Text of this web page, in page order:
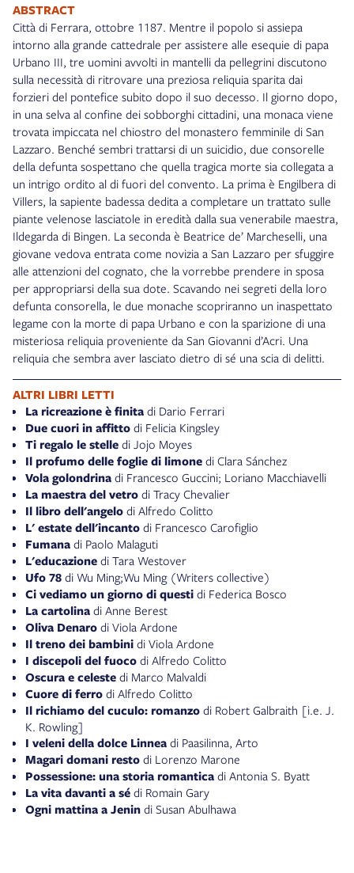
ABSTRACT
Città di Ferrara, ottobre 1187. Mentre il popolo si assiepa
intorno alla grande cattedrale per assistere alle esequie di papa
Urbano III, tre uomini avvolti in mantelli da pellegrini discutono
sulla necessità di ritrovare una preziosa reliquia sparita dai
forzieri del pontefice subito dopo il suo decesso. Il giorno dopo,
in una selva al confine dei sobborghi cittadini, una monaca viene
trovata impiccata nel chiostro del monastero femminile di San
Lazzaro. Benché sembri trattarsi di un suicidio, due consorelle
della defunta sospettano che quella tragica morte sia collegata a
un intrigo ordito al di fuori del convento. La prima è Engilbera di
Villers, la sapiente badessa dedita a completare un trattato sulle
piante velenose lasciatole in eredità dalla sua venerabile maestra,
Ildegarda di Bingen. La seconda è Beatrice de’ Marcheselli, una
giovane vedova entrata come novizia a San Lazzaro per sfuggire
alle attenzioni del cognato, che la vorrebbe prendere in sposa
per appropriarsi della sua dote. Scavando nei segreti della loro
defunta consorella, le due monache scopriranno un inaspettato
legame con la morte di papa Urbano e con la sparizione di una
misteriosa reliquia proveniente da San Giovanni d’Acri. Una
reliquia che sembra aver lasciato dietro di sé una scia di delitti.
ALTRI LIBRI LETTI
La ricreazione è finita di Dario Ferrari
Due cuori in affitto di Felicia Kingsley
Ti regalo le stelle di Jojo Moyes
Il profumo delle foglie di limone di Clara Sánchez
Vola golondrina di Francesco Guccini; Loriano Macchiavelli
La maestra del vetro di Tracy Chevalier
Il libro dell'angelo di Alfredo Colitto
L' estate dell'incanto di Francesco Carofiglio
Fumana di Paolo Malaguti
L'educazione di Tara Westover
Ufo 78 di Wu Ming;Wu Ming (Writers collective)
Ci vediamo un giorno di questi di Federica Bosco
La cartolina di Anne Berest
Oliva Denaro di Viola Ardone
Il treno dei bambini di Viola Ardone
I discepoli del fuoco di Alfredo Colitto
Oscura e celeste di Marco Malvaldi
Cuore di ferro di Alfredo Colitto
Il richiamo del cuculo: romanzo di Robert Galbraith [i.e. J.
K. Rowling]
I veleni della dolce Linnea di Paasilinna, Arto
Magari domani resto di Lorenzo Marone
Possessione: una storia romantica di Antonia S. Byatt
La vita davanti a sé di Romain Gary
Ogni mattina a Jenin di Susan Abulhawa